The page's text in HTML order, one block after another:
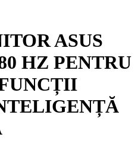
ASUS
HZ PENTRU